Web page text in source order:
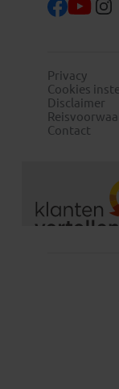
Privacy
Cookies
Disclaimer
Contact